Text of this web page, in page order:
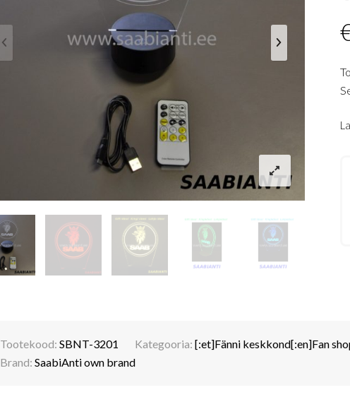
Tootekood: SBNT-3201 Kategooria: [:et]Fänni keskkond[:en]Fan
Brand: SaabiAnti own brand